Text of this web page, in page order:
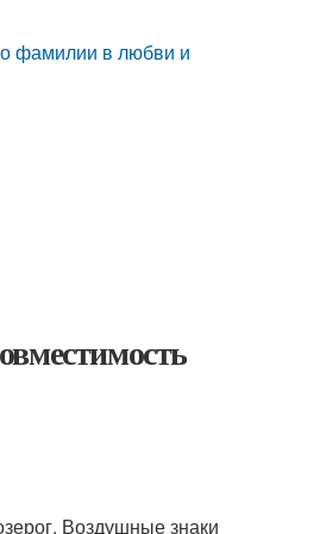
фамилии в любви и
Воздушные знаки